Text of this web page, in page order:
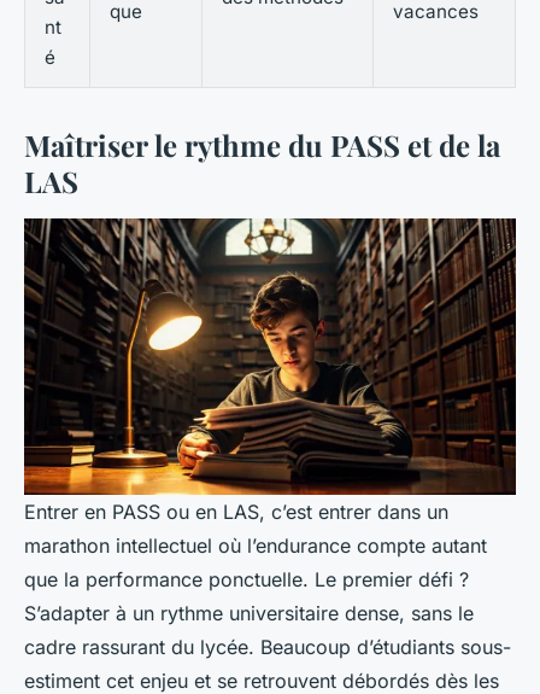
nt
é
que vacances
Maîtriser le rythme du PASS et de la
LAS
Entrer en PASS ou en LAS, c’est entrer dans un
marathon intellectuel où l’endurance compte autant
que la performance ponctuelle. Le premier défi ?
S’adapter à un rythme universitaire dense, sans le
cadre rassurant du lycée. Beaucoup d’étudiants sous-
estiment cet enjeu et se retrouvent débordés dès les